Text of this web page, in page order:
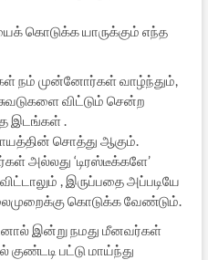
கொடுக்க யாருக்கும் எந்த
நம் முன்னோர்கள் வாழ்ந்தும்,
விட்டும் சென்ற
இடங்கள் .
சொத்து ஆகும்.
அல்லது ‘டிரஸ்டீக்களே’
, இருப்பதை அப்படியே
கொடுக்க வேண்டும்.
இன்று நமது மீனவர்கள்
பட்டு மாய்ந்து